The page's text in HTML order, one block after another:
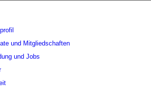
und Mitgliedschaften
und Jobs